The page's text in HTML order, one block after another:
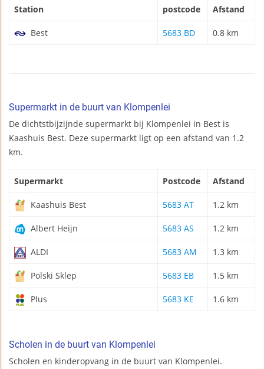
Station postcode Afstand
Best 5683 BD 0.8 km
Supermarkt in de buurt van Klompenlei
De dichtstbijzijnde supermarkt bij Klompenlei in Best is
Kaashuis Best. Deze supermarkt ligt op een afstand van 1.2
km.
Supermarkt Postcode Afstand
Kaashuis Best 5683 AT 1.2 km
Albert Heijn 5683 AS 1.2 km
ALDI 5683 AM 1.3 km
Polski Sklep 5683 EB 1.5 km
Plus 5683 KE 1.6 km
Scholen in de buurt van Klompenlei
Scholen en kinderopvang in de buurt van Klompenlei.